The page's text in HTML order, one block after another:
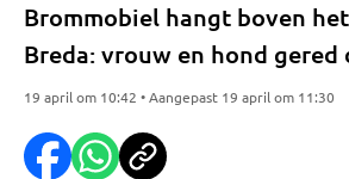
Brommobiel hangt boven
Breda: vrouw en hond
19 april om 10:42 • Aangepast 19 april om 11:30